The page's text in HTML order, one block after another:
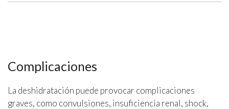
Complicaciones
La deshidratación puede provocar complicaciones
graves, como convulsiones, insuficiencia renal, shock,